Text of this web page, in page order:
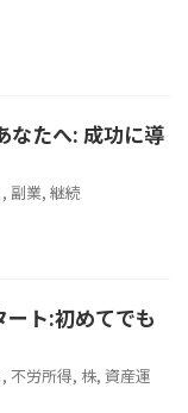
なたへ: 成功に導
, 副業, 継続
ト:初めてでも
, 不労所得, 株, 資産運